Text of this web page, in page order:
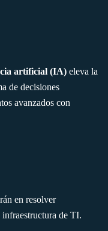
artificial (IA)eleva la
de decisiones
avanzados con
en resolver
de TI.